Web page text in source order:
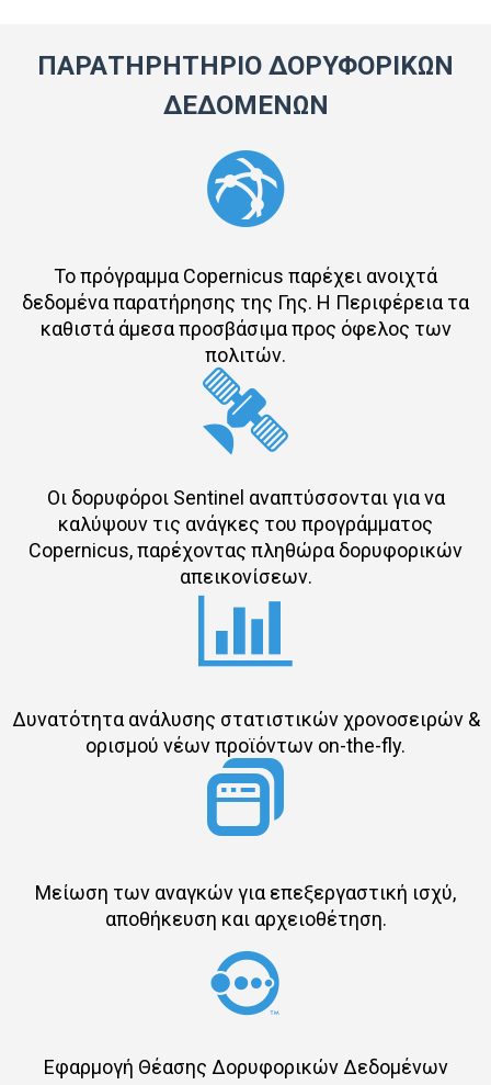
ΠΑΡΑΤΗΡΗΤΗΡΙΟ ΔΟΡΥΦΟΡΙΚΩΝ
ΔΕΔΟΜΕΝΩΝ
Το πρόγραμμα Copernicus παρέχει ανοιχτά
δεδομένα παρατήρησης της Γης. Η Περιφέρεια τα
καθιστά άμεσα προσβάσιμα προς όφελος των
πολιτών.
Οι δορυφόροι Sentinel αναπτύσσονται για να
καλύψουν τις ανάγκες του προγράμματος
Copernicus, παρέχοντας πληθώρα δορυφορικών
απεικονίσεων.
Δυνατότητα ανάλυσης στατιστικών χρονοσειρών &
ορισμού νέων προϊόντων on-the-fly.
Μείωση των αναγκών για επεξεργαστική ισχύ,
αποθήκευση και αρχειοθέτηση.
Εφαρμογή Θέασης Δορυφορικών Δεδομένων